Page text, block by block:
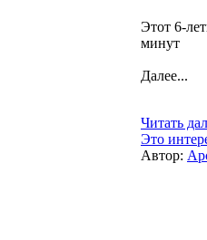
Этот 6-
минут
Далее...
Читать
Это
Автор: